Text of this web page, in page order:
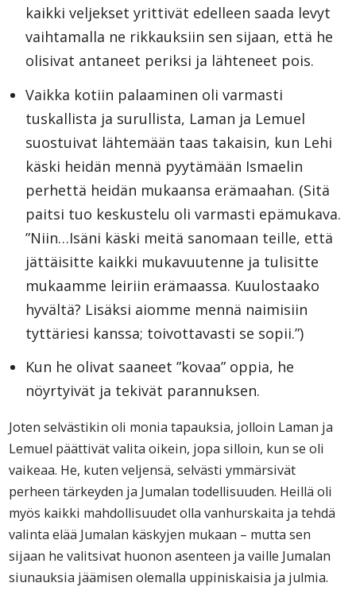
kaikki veljekset yrittivät edelleen saada levyt
vaihtamalla ne rikkauksiin sen sijaan, että he
olisivat antaneet periksi ja lähteneet pois.
Vaikka kotiin palaaminen oli varmasti
tuskallista ja surullista, Laman ja Lemuel
suostuivat lähtemään taas takaisin, kun Lehi
käski heidän mennä pyytämään Ismaelin
perhettä heidän mukaansa erämaahan. (Sitä
paitsi tuo keskustelu oli varmasti epämukava.
”Niin…Isäni käski meitä sanomaan teille, että
jättäisitte kaikki mukavuutenne ja tulisitte
mukaamme leiriin erämaassa. Kuulostaako
hyvältä? Lisäksi aiomme mennä naimisiin
tyttäriesi kanssa; toivottavasti se sopii.”)
Kun he olivat saaneet ”kovaa” oppia, he
nöyrtyivät ja tekivät parannuksen.
Joten selvästikin oli monia tapauksia, jolloin Laman ja
Lemuel päättivät valita oikein, jopa silloin, kun se oli
vaikeaa. He, kuten veljensä, selvästi ymmärsivät
perheen tärkeyden ja Jumalan todellisuuden. Heillä oli
myös kaikki mahdollisuudet olla vanhurskaita ja tehdä
valinta elää Jumalan käskyjen mukaan – mutta sen
sijaan he valitsivat huonon asenteen ja vaille Jumalan
siunauksia jäämisen olemalla uppiniskaisia ja julmia.